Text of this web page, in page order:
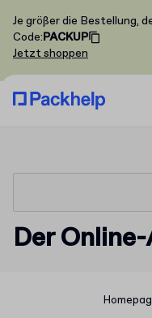
Je größer die Bestellung,
Code:PACKUP
Jetzt shoppen
Der